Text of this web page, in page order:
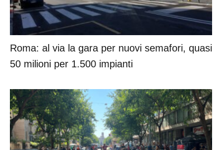
Roma: al via la gara per nuovi semafori, quasi
50 milioni per 1.500 impianti